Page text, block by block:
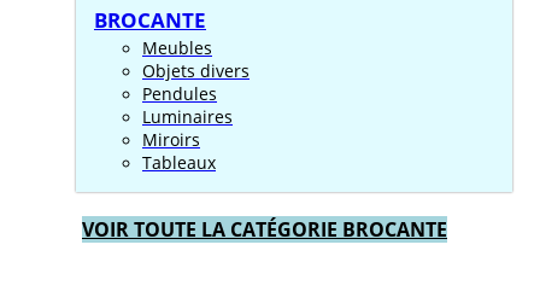
BROCANTE
Meubles
Objets divers
Pendules
Luminaires
Miroirs
Tableaux
VOIR TOUTE LA CATÉGORIE BROCANTE